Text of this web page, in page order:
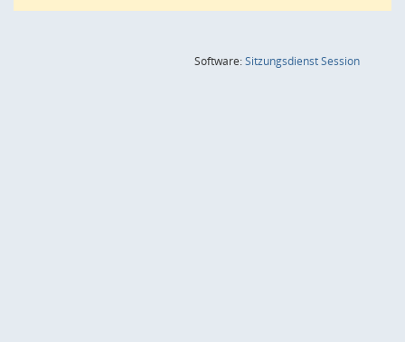
Software:SitzungsdienstSession(Wird in